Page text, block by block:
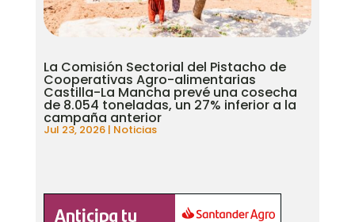
La Comisión Sectorial del Pistacho de
Cooperativas Agro-alimentarias
Castilla-La Mancha prevé una cosecha
de 8.054 toneladas, un 27% inferior a la
campaña anterior
Jul 23, 2026| Noticias